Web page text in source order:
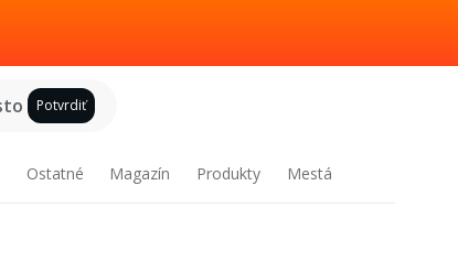
Potvrdiť
Ostatné Magazín Produkty Mestá